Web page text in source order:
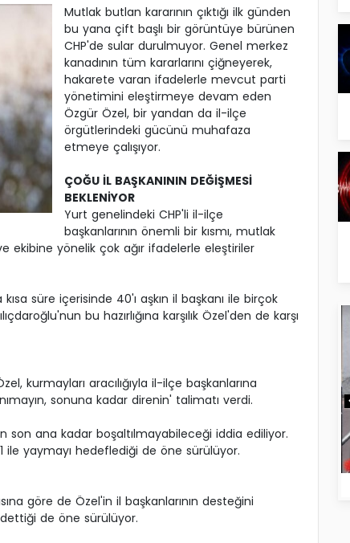
Mutlak butlan kararının çıktığı ilk günden
bu yana çift başlı bir görüntüye bürünen
CHP'de sular durulmuyor. Genel merkez
kanadının tüm kararlarını çiğneyerek,
hakarete varan ifadelerle mevcut parti
yönetimini eleştirmeye devam eden
Özgür Özel, bir yandan da il-ilçe
örgütlerindeki gücünü muhafaza
etmeye çalışıyor.
ÇOĞU İL BAŞKANININ DEĞİŞMESİ
BEKLENİYOR
Yurt genelindeki CHP'li il-ilçe
başkanlarının önemli bir kısmı, mutlak
ekibine yönelik çok ağır ifadelerle eleştiriler
kısa süre içerisinde 40'ı aşkın il başkanı ile birçok
bu hazırlığına karşılık Özel'den de karşı
kurmayları aracılığıyla il-ilçe başkanlarına
sonuna kadar direnin' talimatı verdi.
son ana kadar boşaltılmayabileceği iddia ediliyor.
ile yaymayı hedeflediği de öne sürülüyor.
göre de Özel'in il başkanlarının desteğini
de öne sürülüyor.